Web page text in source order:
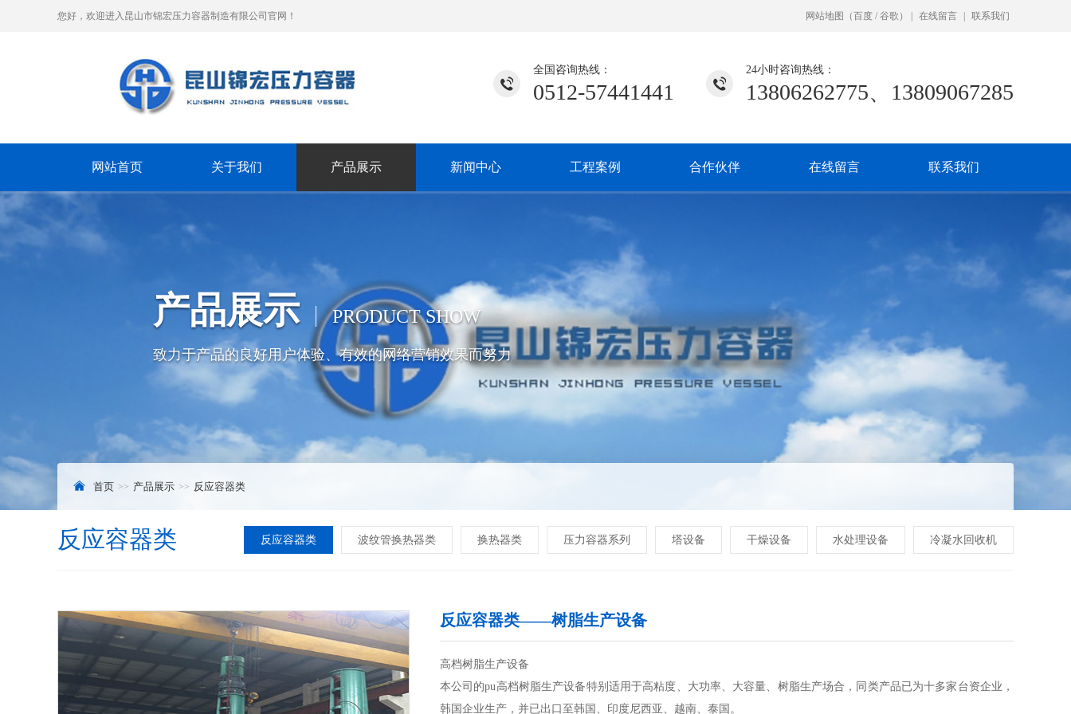
您好，欢迎进入昆山市锦宏压力容器制造有限公司官网！ 网站地图 （百度 / 谷歌 ） 在线留言 联系我们
24小时咨询热线：
13806262775、13809067285
全国咨询热线：
0512-57441441
网站首页 关于我们 产品展示 新闻中心 工程案例 合作伙伴 在线留言 联系我们
产品展示 PRODUCT SHOW
致力于产品的良好用户体验、有效的网络营销效果而努力
首页 产品展示 反应容器类
反应容器类 反应容器类 波纹管换热器类 换热器类 压力容器系列 塔设备 干燥设备 水处理设备 冷凝水回收机
反应容器类——树脂生产设备
高档树脂生产设备
本公司的pu高档树脂生产设备特别适用于高粘度、大功率、大容量、树脂生产场合，同类产品已为十多家台资企业，
韩国企业生产，并已出口至韩国、印度尼西亚、越南、泰国。